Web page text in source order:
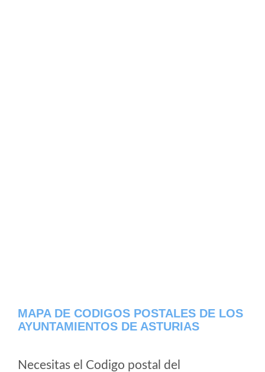
MAPA DE CODIGOS POSTALES DE LOS
AYUNTAMIENTOS DE ASTURIAS
Necesitas el Codigo postal del